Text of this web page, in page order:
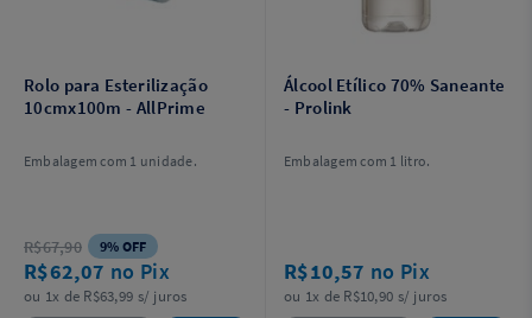
Rolo para Esterilização
10cmx100m - AllPrime
Embalagem com 1 unidade.
R$67,90 9% OFF
R$62,07 no Pix
ou 1x de R$63,99 s/ juros
Álcool Etílico 70% Saneante
- Prolink
Embalagem com 1 litro.
R$10,57 no Pix
ou 1x de R$10,90 s/ juros